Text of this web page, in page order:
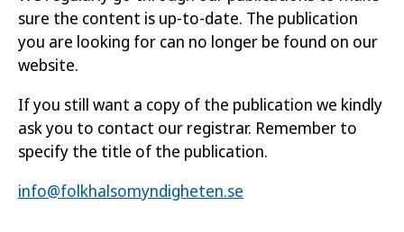
sure the content is up-to-date. The publication
you are looking for can no longer be found on our
website.
If you still want a copy of the publication we kindly
ask you to contact our registrar. Remember to
specify the title of the publication.
info@folkhalsomyndigheten.se